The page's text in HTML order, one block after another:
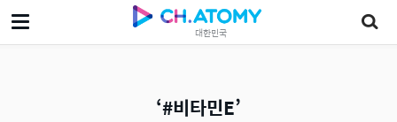
대한민국
#비타민E